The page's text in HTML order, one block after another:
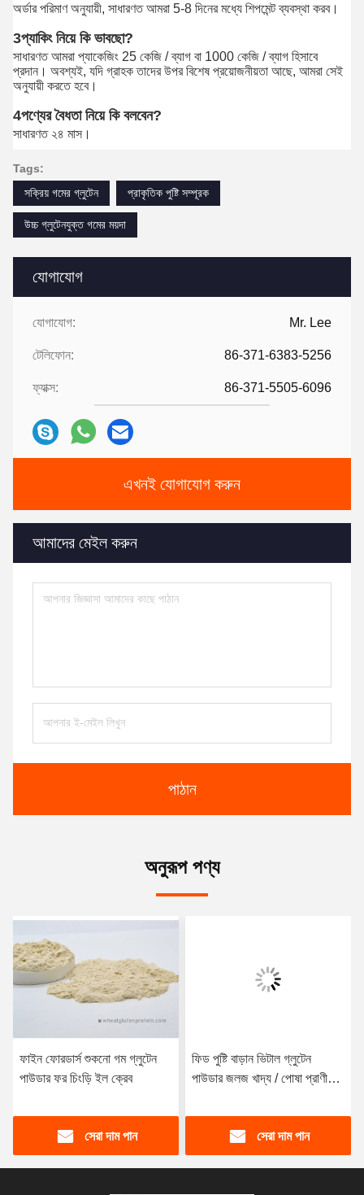
যোগাযোগ
যোগাযোগ: Mr. Lee
টেলিফোন: 86-371-6383-5256
ফ্যাক্স: 86-371-5505-6096
এখনই যোগাযোগ করুন
আমাদের মেইল করুন
পাঠান
অর্ডার পরিমাণ অনুযায়ী, সাধারণত আমরা 5-8 দিনের মধ্যে শিপমেন্ট ব্যবস্থা করব।
3প্যাকিং নিয়ে কি ভাবছো?
সাধারণত আমরা প্যাকেজিং 25 কেজি / ব্যাগ বা 1000 কেজি / ব্যাগ হিসাবে
প্রদান। অবশ্যই, যদি গ্রাহক তাদের উপর বিশেষ প্রয়োজনীয়তা আছে, আমরা সেই
অনুযায়ী করতে হবে।
4পণ্যের বৈধতা নিয়ে কি বলবেন?
সাধারণত ২৪ মাস।
Tags:
সক্রিয় গমের গ্লুটেন
প্রাকৃতিক পুষ্টি সম্পূরক
উচ্চ গ্লুটেনযুক্ত গমের ময়দা
অনুরূপ পণ্য
ফাইন ফোরডার্স শুকনো গম গ্লুটেন
পাউডার ফর চিংড়ি ইল ক্রেব
সেরা দাম পান
ফিড পুষ্টি বাড়ান ভিটাল গ্লুটেন
পাউডার জলজ খাদ্য / পোষা প্রাণী
সেরা দাম পান